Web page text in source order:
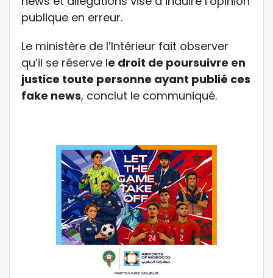
publique en erreur.
Le ministère de l’Intérieur fait observer
qu’il se réserve le droit de poursuivre en
justice toute personne ayant publié ces
fake news, conclut le communiqué.